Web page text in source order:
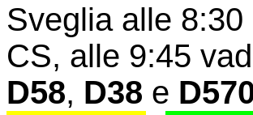
Sveglia alle
CS, alle 9:45
D58, D38 e